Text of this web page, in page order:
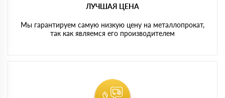
ЛУЧШАЯ ЦЕНА
Мы гарантируем самую низкую цену на металлопрокат,
так как являемся его производителем